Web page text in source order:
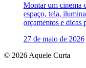
Montar um cinema
espaço, tela,
orçamentos e dicas
27 de maio de 2026
© 2026 Aquele Curta